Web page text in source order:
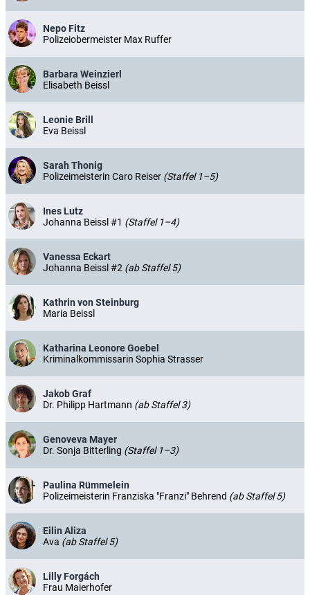
Nepo Fitz
Polizeiobermeister Max Ruffer
Barbara Weinzierl
Elisabeth Beissl
Leonie Brill
Eva Beissl
Sarah Thonig
Polizeimeisterin Caro Reiser (Staffel 1–5)
Ines Lutz
Johanna Beissl #1 (Staffel 1–4)
Vanessa Eckart
Johanna Beissl #2 (ab Staffel 5)
Kathrin von Steinburg
Maria Beissl
Katharina Leonore Goebel
Kriminalkommissarin Sophia Strasser
Jakob Graf
Dr. Philipp Hartmann (ab Staffel 3)
Genoveva Mayer
Dr. Sonja Bitterling (Staffel 1–3)
Paulina Rümmelein
Polizeimeisterin Franziska "Franzi" Behrend (ab Staffel 5)
Eilin Aliza
Ava (ab Staffel 5)
Lilly Forgách
Frau Maierhofer